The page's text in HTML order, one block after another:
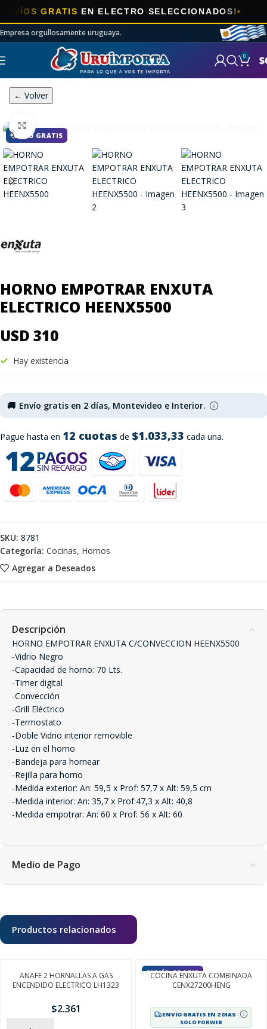
GRATISEN ELECTRO SELECCIONADOS!
Empresa orgullosamente uruguaya.
0 $
← Volver
ENVÍO GRATIS
Click to enlarge
HORNO EMPOTRAR ENXUTA
ELECTRICO HEENX5500
USD 310
🚚 Envío gratis en 2 días, Montevideo e Interior.
Pague hasta en 12 cuotas de $1.033,33 cada una.
Hay existencia
Agregar a Deseados
SKU: 8781
Categoría: Cocinas, Hornos
Descripción
HORNO EMPOTRAR ENXUTA C/CONVECCION HEENX5500
-Vidrio Negro
-Capacidad de horno: 70 Lts.
-Timer digital
-Convección
-Grill Eléctrico
-Termostato
-Doble Vidrio interior removible
-Luz en el horno
-Bandeja para hornear
-Rejilla para horno
-Medida exterior: An: 59,5 x Prof: 57,7 x Alt: 59,5 cm
-Medida interior: An: 35,7 x Prof:47,3 x Alt: 40,8
-Medida empotrar: An: 60 x Prof: 56 x Alt: 60
Medio de Pago
Productos relacionados
ANAFE 2 HORNALLAS A GAS
ENCENDIDO ELECTRICO LH1323
$2.361
ENVÍO GRATIS
COCINA ENXUTA COMBINADA
CENX27200HENG
ENVÍO GRATIS EN 2 DÍAS
SOLO POR WEB